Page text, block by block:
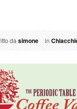
dasimone in